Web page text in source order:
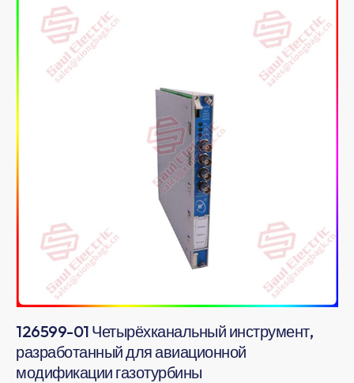
126599-01 Четырёхканальный инструмент,
разработанный для авиационной
модификации газотурбины